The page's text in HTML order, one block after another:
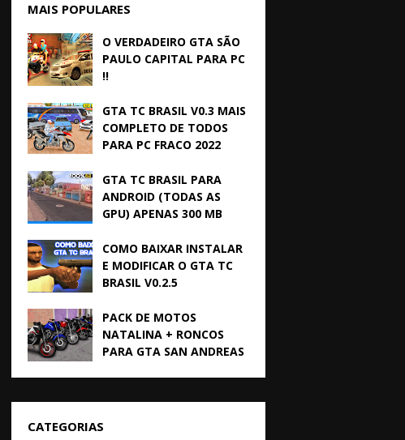
MAIS POPULARES
O VERDADEIRO GTA SÃO
PAULO CAPITAL PARA PC
!!
GTA TC BRASIL V0.3 MAIS
COMPLETO DE TODOS
PARA PC FRACO 2022
GTA TC BRASIL PARA
ANDROID (TODAS AS
GPU) APENAS 300 MB
COMO BAIXAR INSTALAR
E MODIFICAR O GTA TC
BRASIL V0.2.5
PACK DE MOTOS
NATALINA + RONCOS
PARA GTA SAN ANDREAS
CATEGORIAS